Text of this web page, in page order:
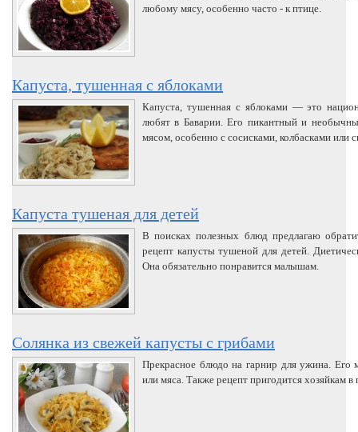
любому мясу, особенно часто - к птице.
Капуста, тушенная с яблоками
Капуста, тушенная с яблоками — это
любят в Баварии. Его пикантный и
мясом, особенно с сосисками, колбасками или
Капуста тушеная для детей
В поисках полезных блюд предлагаю
рецепт капусты тушеной для детей.
Она обязательно понравится малышам.
Солянка из свежей капусты с грибами
Прекрасное блюдо на гарнир для ужина.
или мяса. Также рецепт пригодится хозяйкам